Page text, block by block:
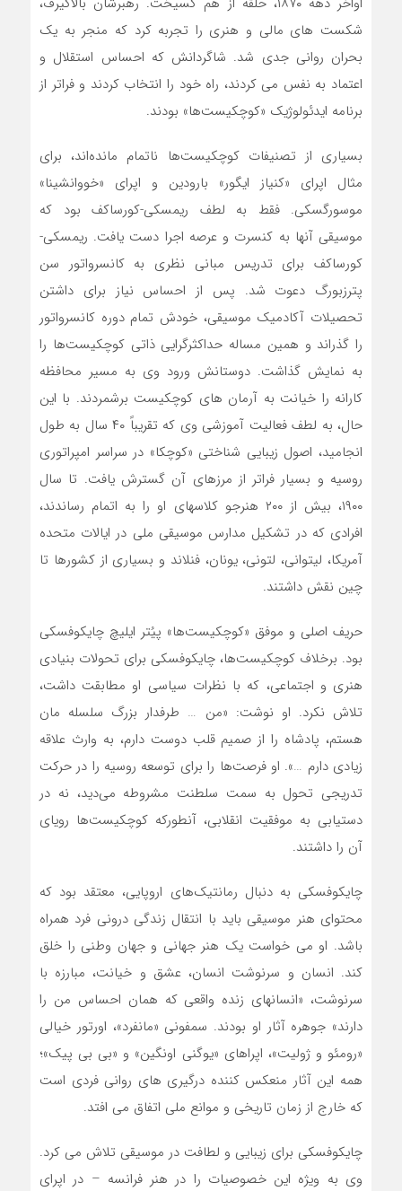
شکست های مالی و هنری را تجربه کرد که منجر به یک
بحران روانی جدی شد. شاگردانش که احساس استقلال و
اعتماد به نفس می کردند، راه خود را انتخاب کردند و فراتر از
برنامه ایدئولوژیک «کوچکیست‌ها» بودند.
بسیاری از تصنیفات کوچکیست‌ها ناتمام مانده‌اند، برای
مثال اپرای «کنیاز ایگور» بارودین و اپرای «خووانشینا»
موسورگسکی. فقط به لطف ریمسکی-کورساکف بود که
موسیقی آنها به کنسرت و عرصه اجرا دست یافت. ریمسکی-
کورساکف برای تدریس مبانی نظری به کانسرواتور سن
پترزبورگ دعوت شد. پس از احساس نیاز برای داشتن
تحصیلات آکادمیک موسیقی، خودش تمام دوره کانسرواتور
را گذراند و همین مساله حداکثرگرایی ذاتی کوچکیست‌ها را
به نمایش گذاشت. دوستانش ورود وی به مسیر محافظه
کارانه را خیانت به آرمان های کوچکیست برشمردند. با این
حال، به لطف فعالیت آموزشی وی که تقریباً ۴۰ سال به طول
انجامید، اصول زیبایی شناختی «کوچکا» در سراسر امپراتوری
روسیه و بسیار فراتر از مرزهای آن گسترش یافت. تا سال
۱۹۰۰، بیش از ۲۰۰ هنرجو کلاسهای او را به اتمام رساندند،
افرادی که در تشکیل مدارس موسیقی ملی در ایالات متحده
آمریکا، لیتوانی، لتونی، یونان، فنلاند و بسیاری از کشورها تا
چین نقش داشتند.
حریف اصلی و موفق «کوچکیست‌ها» پیُتر ایلیچ چایکوفسکی
بود. برخلاف ‌کوچکیست‌ها، چایکوفسکی برای تحولات بنیادی
هنری و اجتماعی، که با نظرات سیاسی او مطابقت داشت،
تلاش نکرد. او نوشت: «من … طرفدار بزرگ سلسله مان
هستم، پادشاه را از صمیم قلب دوست دارم، به وارث علاقه
زیادی دارم …». او فرصت‌ها را برای توسعه روسیه را در حرکت
تدریجی تحول به سمت سلطنت مشروطه می‌دید، نه در
دستیابی به موفقیت انقلابی، آنطورکه کوچکیست‌ها رویای
آن را داشتند.
چایکوفسکی به دنبال رمانتیک‌های اروپایی، معتقد بود که
محتوای هنر موسیقی باید با انتقال زندگی درونی فرد همراه
باشد. او می خواست یک هنر جهانی و جهان وطنی را خلق
کند. انسان و سرنوشت انسان، عشق و خیانت، مبارزه با
سرنوشت، «انسانهای زنده واقعی که همان احساس من را
دارند» جوهره آثار او بودند. سمفونی «مانفرد»، اورتور خیالی
«رومئو و ژولیت»، اپراهای «یوگنی اونگین» و «بی بی پیک»؛
همه این آثار منعکس کننده درگیری های روانی فردی است
که خارج از زمان تاریخی و موانع ملی اتفاق می افتد.
چایکوفسکی برای زیبایی و لطافت در موسیقی تلاش می کرد.
وی به ویژه این خصوصیات را در هنر فرانسه – در اپرای